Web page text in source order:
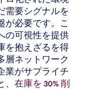
需要シグナルを
が必要です。こ
の可視性を提供
を抱えざるを得
層ネットワーク
業がサプライチ
在庫を 30% 削